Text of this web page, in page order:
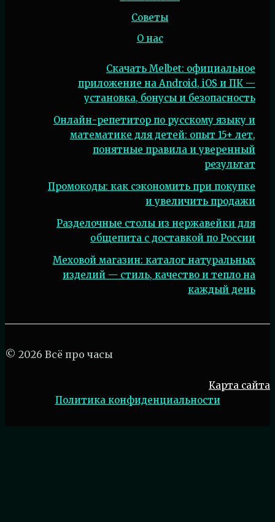
Советы
О нас
Скачать Melbet: официальное
приложение на Android, iOS и ПК —
установка, бонусы и безопасность
Онлайн-репетитор по русскому языку и
математике для детей: опыт 15+ лет,
понятные правила и уверенный
результат
Промокоды: как сэкономить при покупке
и увеличить продажи
Разделочные столы из нержавейки для
общепита с доставкой по России
Меховой магазин: каталог натуральных
изделий — стиль, качество и тепло на
каждый день
© 2026 Всё про часы
Карта сайта
Политика конфиденциальности